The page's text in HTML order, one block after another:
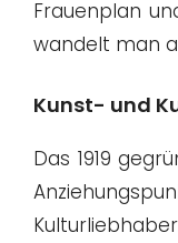
Frauenplan
wandelt man
Kunst- und
Das 1919